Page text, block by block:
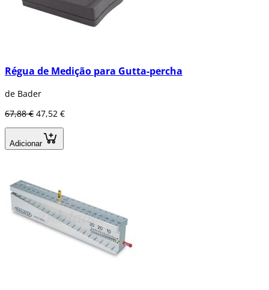
Régua de Medição para Gutta-percha
de Bader
67,88 € 47,52 €
Adicionar